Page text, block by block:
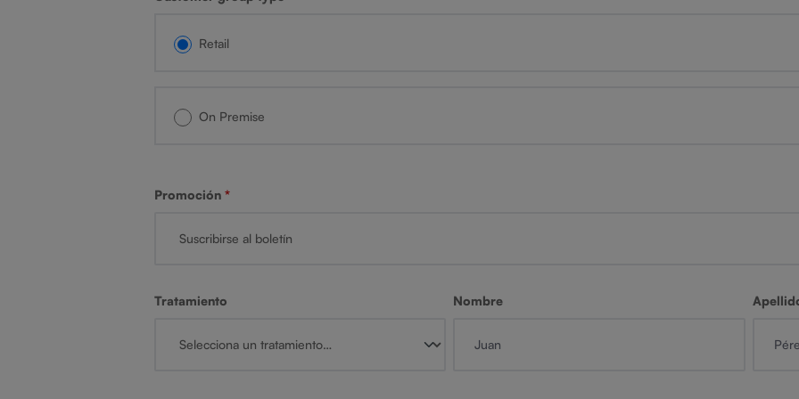
Retail
On Premise
Promoción *
Tratamiento Nombre